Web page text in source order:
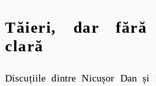
Tăieri, dar fără
clară
Discuțiile dintre Nicușor Dan